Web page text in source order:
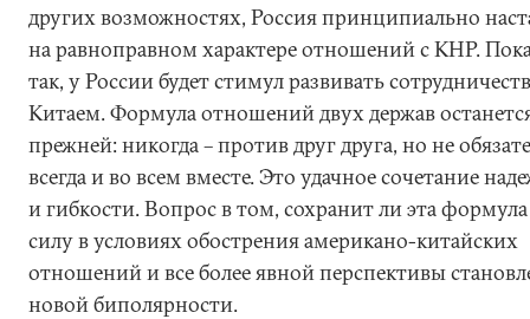
других возможностях, Россия принципиально
на равноправном характере отношений с КНР.
так, у России будет стимул развивать
Китаем. Формула отношений двух держав
прежней: никогда – против друг друга, но не
всегда и во всем вместе. Это удачное сочетание
и гибкости. Вопрос в том, сохранит ли эта
силу в условиях обострения американо-китайских
отношений и все более явной перспективы
новой биполярности.